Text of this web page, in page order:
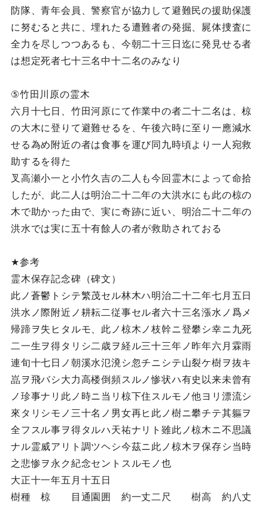
防隊、青年会員、警察官が協力して避難民の援助保護
に努むると共に、埋れたる遭難者の発掘、屍体捜査に
全力を尽しつつあるも、今朝二十三日迄に発見せる者
は想定死者七十三名中十二名のみなり
⑤竹田川原の霊木
六月十七日、竹田河原にて作業中の者二十二名は、椋
の大木に登りて避難せるを、午後六時に至り一應減水
せる為め附近の者は食事を運び同九時頃より一人宛救
助するを得た
叉高瀬小一と小竹久吉の二人も今回霊木によって命拾
したが、此二人は明治二十二年の大洪水にも此の椋の
木で助かった由で、実に奇跡に近い、明治二十二年の
洪水では実に五十有餘人の者が救助されておる
★参考
霊木保存記念碑（碑文）
此ノ蒼鬱トシテ繁茂セル林木ハ明治二十二年七月五日
洪水ノ際附近ノ耕耘二従事セル者六十三名漲水ノ爲メ
帰蹄ヲ失ヒタルモ、此ノ椋木ノ枝幹ニ登攀シ幸ニ九死
二一生ヲ得タリシ二歳ヲ経ル三十三年ノ昨年六月霖雨
連旬十七日ノ朝溪水氾溌シ忽チニシテ山裂ケ樹ヲ抜キ
嵓ヲ飛バシ大力高楼倒頻スルノ惨状ハ有史以来未曾有
ノ珍事ナリ此ノ時ニ当リ椋下住スルモノ他ヨリ漂流シ
來タリシモノ三十名ノ男女再ヒ此ノ樹ニ攀チテ其軀ヲ
全フスル事ヲ得タルハ天祐ナリト雖此ノ椋木ニ不思議
ナル霊威アリト調ツヘシ今茲ニ此ノ椋木ヲ保存シ当時
之悲惨ヲ永ク紀念セントスルモノ也
大正十一年五月十五日
樹種 椋 目通園囲 約一丈二尺 樹高 約八丈